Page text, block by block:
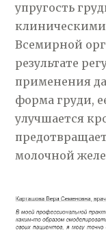
упругость
Всемирной
результате
применения
форма груди,
улучшается
молочной